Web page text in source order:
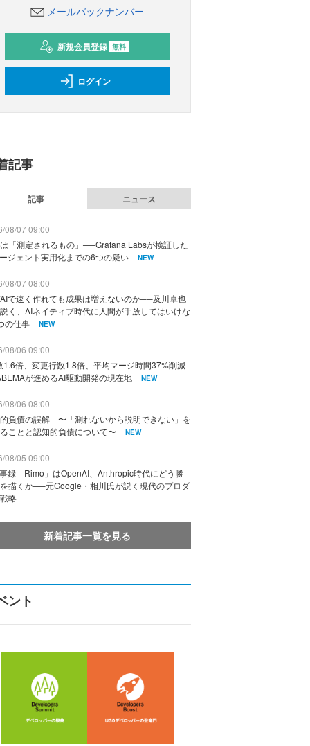
メールバックナンバー
新規会員登録 無料
ログイン
記事
記事 ニュース
08/07 09:00
「測定されるもの」──Grafana Labsが検証した
ジェント実用化までの6つの疑い
NEW
08/07 08:00
で速く作れても成果は増えないのか──及川卓也
く、AIネイティブ時代に人間が手放してはいけな
の仕事
NEW
08/06 09:00
1.6倍、変更行数1.8倍、平均マージ時間37%削減
が進めるAI駆動開発の現在地
NEW
08/06 08:00
負債の誤解 〜「測れないから説明できない」を
ことと認知的負債について〜
NEW
08/05 09:00
録「Rimo」はOpenAI、Anthropic時代にどう勝
描くか──元Google・相川氏が説く現代のプロダ
略
新着記事一覧を見る
ント